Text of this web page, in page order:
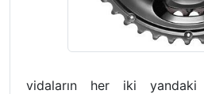
vidaların her iki